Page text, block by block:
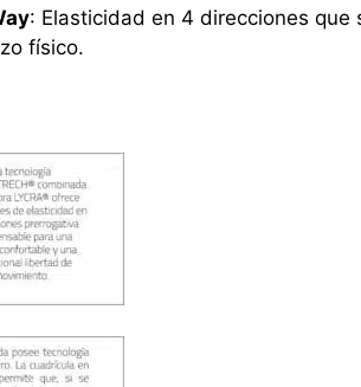
: Elasticidad en 4 direcciones que
físico.